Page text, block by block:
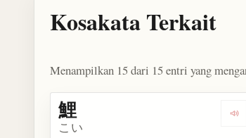
Kosakata Terkait
Menampilkan 15 dari 15 entri yang
鯉
こい